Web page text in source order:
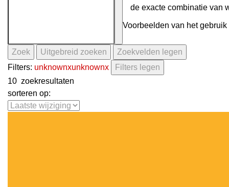
de exacte combinatie van
Voorbeelden van het
Zoek Uitgebreid zoeken
Zoekvelden legen
Filters: unknownxunknownx
Filters legen
10 zoekresultaten
sorteren op: